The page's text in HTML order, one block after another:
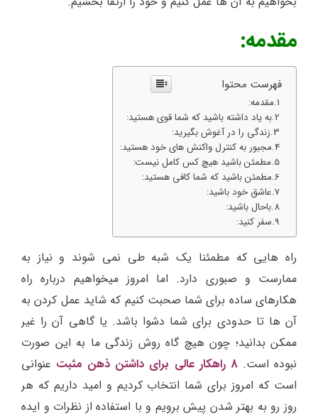
مقدمه:
فهرست محتوا
مقدمه:
به یاد داشته باشید که شما قوی هستید:
زندگی را در آغوش بگیرید:
مجبور به کنترل واکنش های خود هستید:
مطمئن باشید هیچ کس کامل نیست:
مطمئن باشید که شما کافی هستید:
عاشق خود باشید:
باحال باشید:
سفر کنید:
راه هایی که مطمئنا یک شبه طی نمی شوند و نیاز به
ممارست و صبوری دارد. اما امروز میخواهیم درباره راه
هکارهای ساده برای شما صحبت کنیم که شاید عمل کردن به
آن ها تا حدودی برای شما دشوا باشد. یا گاهی آن را غیر
ممکن بدانید؛ چون هیچ گاه روش زندگی ما به این صورت
نبوده است.8 راهکار عالی برای داشتن ذهن مثبت
عنوانی
است که امروز برای شما انتخاب کردیم و امید داریم که هر
روز رو به بهتر شدن پیش برویم و با استفاده از نظرات و ایده